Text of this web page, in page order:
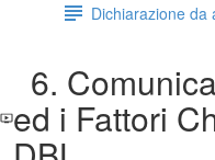
Dichiarazione da
6.
ed i Fattori